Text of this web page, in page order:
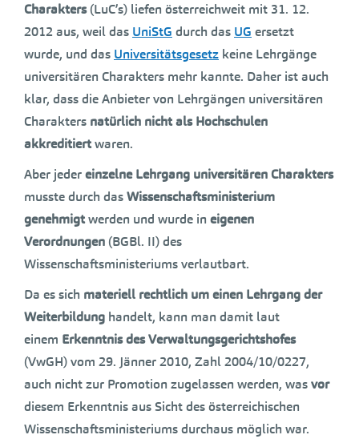
Charakters(LuC’s) liefen österreichweit mit 31. 12.
2012 aus, weil das UniStG durch das UG ersetzt
wurde, und das Universitätsgesetz keine Lehrgänge
universitären Charakters mehr kannte. Daher ist auch
klar, dass die Anbieter von Lehrgängen universitären
Charakters natürlich nicht als Hochschulen
akkreditiertwaren.
Aber jedereinzelne Lehrgang universitären Charakters
musste durch dasWissenschaftsministerium
genehmigtwerden und wurde in eigenen
Verordnungen (BGBl. II) des
Wissenschaftsministeriums verlautbart.
Da es sich materiell rechtlich um einen Lehrgang der
Weiterbildung handelt, kann man damit laut
einem Erkenntnis des Verwaltungsgerichtshofes
(VwGH) vom 29. Jänner 2010, Zahl 2004/10/0227,
auch nicht zur Promotion zugelassen werden, wasvor
diesem Erkenntnis aus Sicht des österreichischen
Wissenschaftsministeriums durchaus möglich war.